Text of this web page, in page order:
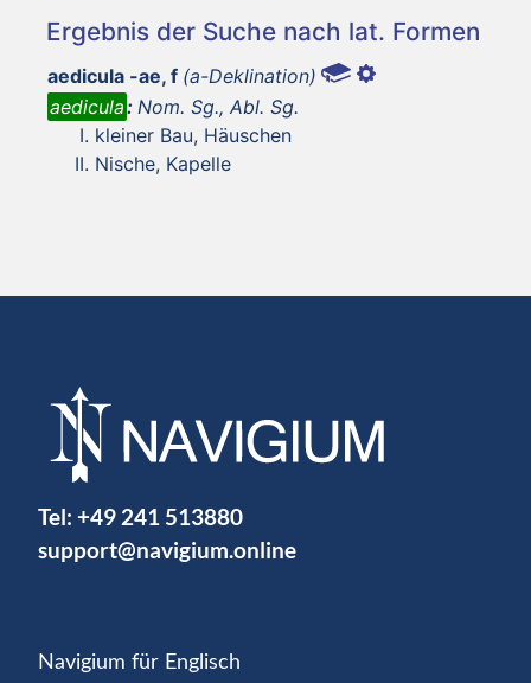
Ergebnis der Suche nach lat. Formen
aedicula -ae, f (a-Deklination)
aedicula: Nom. Sg., Abl. Sg.
kleiner Bau, Häuschen
Nische, Kapelle
Tel: +49 241 513880
support@navigium.online
Navigium für Englisch